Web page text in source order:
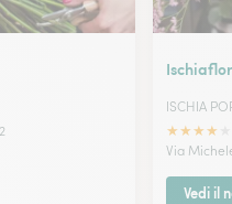
ISCHIA
★★★★
Via
Vedi il